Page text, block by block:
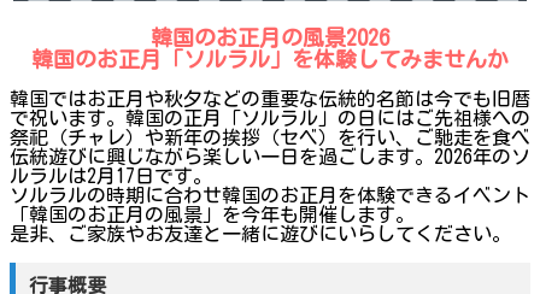
韓国のお正月の風景2026
韓国のお正月「ソルラル」を体験してみませんか
韓国ではお正月や秋夕などの重要な伝統的名節は今でも旧暦
で祝います。韓国の正月「ソルラル」の日にはご先祖様への
祭祀（チャレ）や新年の挨拶（セベ）を行い、ご馳走を食べ
伝統遊びに興じながら楽しい一日を過ごします。2026年のソ
ルラルは2月17日です。
ソルラルの時期に合わせ韓国のお正月を体験できるイベント
「韓国のお正月の風景」を今年も開催します。
是非、ご家族やお友達と一緒に遊びにいらしてください。
行事概要